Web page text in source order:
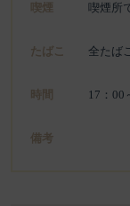
喫煙 喫煙所
たばこ 全たば
時間 17：00
備考